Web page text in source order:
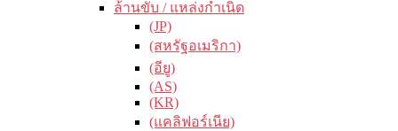
ล้านขับ / แหล่งกำเนิด
(JP)
(สหรัฐอเมริกา)
(อียู)
(AS)
(KR)
(แคลิฟอร์เนีย)